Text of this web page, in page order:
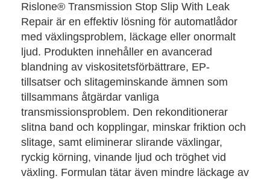
Rislone® Transmission Stop Slip With Leak
Repair är en effektiv lösning för automatlådor
med växlingsproblem, läckage eller onormalt
ljud. Produkten innehåller en avancerad
blandning av viskositetsförbättrare, EP-
tillsatser och slitageminskande ämnen som
tillsammans åtgärdar vanliga
transmissionsproblem. Den rekonditionerar
slitna band och kopplingar, minskar friktion och
slitage, samt eliminerar slirande växlingar,
ryckig körning, vinande ljud och tröghet vid
växling. Formulan tätar även mindre läckage av